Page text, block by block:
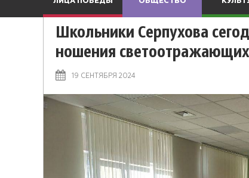
Школьники Серпухова
ношения светоотражающих
19 СЕНТЯБРЯ 2024